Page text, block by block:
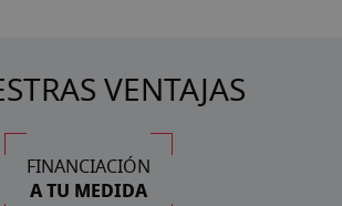
VENTAJAS
FINANCIACIÓN
A TU MEDIDA